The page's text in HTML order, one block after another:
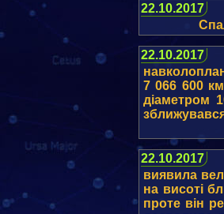
22.10.2017
22.10.2017
7 066 600
діаметром
22.10.2017
виявила
на висоті
проте він